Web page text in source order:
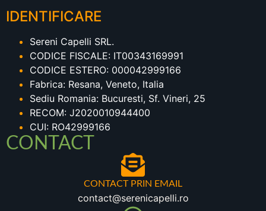
IDENTIFICARE
Sereni Capelli SRL.
CODICE FISCALE: IT00343169991
CODICE ESTERO: 000042999166
Fabrica: Resana, Veneto, Italia
Sediu Romania: Bucuresti, Sf. Vineri, 25
RECOM: J2020010944400
CUI: RO42999166
CONTACT
CONTACT PRIN EMAIL
contact@serenicapelli.ro